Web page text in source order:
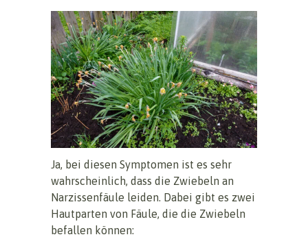
Ja, bei diesen Symptomen ist es sehr
wahrscheinlich, dass die Zwiebeln an
Narzissenfäule leiden. Dabei gibt es zwei
Hautparten von Fäule, die die Zwiebeln
befallen können: